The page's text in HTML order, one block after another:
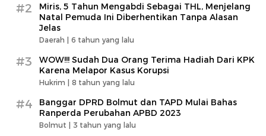
#2
Miris, 5 Tahun Mengabdi Sebagai THL, Menjelang
Natal Pemuda Ini Diberhentikan Tanpa Alasan
Jelas
Daerah | 6 tahun yang lalu
#3
WOW!!! Sudah Dua Orang Terima Hadiah Dari KPK
Karena Melapor Kasus Korupsi
Hukrim | 8 tahun yang lalu
#4
Banggar DPRD Bolmut dan TAPD Mulai Bahas
Ranperda Perubahan APBD 2023
Bolmut | 3 tahun yang lalu